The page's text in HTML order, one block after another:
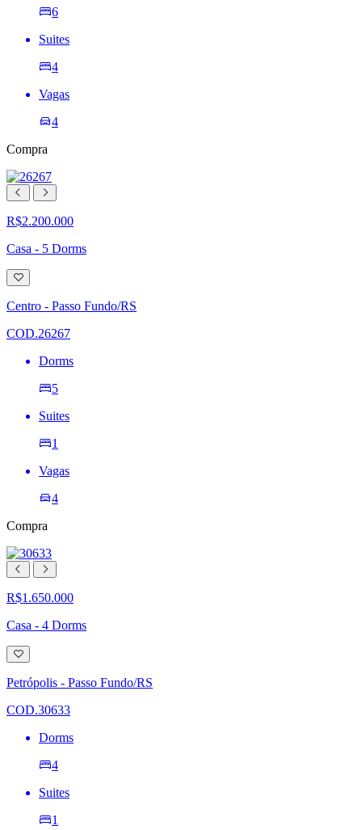
6
Suites
4
Vagas
4
Compra
R$2.200.000
Casa - 5 Dorms
Adicionar
à
lista
de
Centro - Passo Fundo/RS
COD.26267
Dorms
5
Suites
1
Vagas
4
Compra
R$1.650.000
Casa - 4 Dorms
Adicionar
à
lista
de
Petrópolis - Passo Fundo/RS
COD.30633
Dorms
4
Suites
1